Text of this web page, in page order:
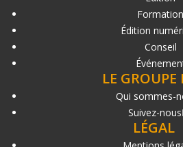
Formation
Édition
Conseil
LE GROUPE
Qui sommes-
Suivez-nous
LÉGAL